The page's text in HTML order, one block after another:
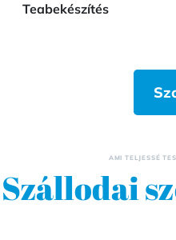
Teabekészítés
AMI TELJESSÉ
Szállodai